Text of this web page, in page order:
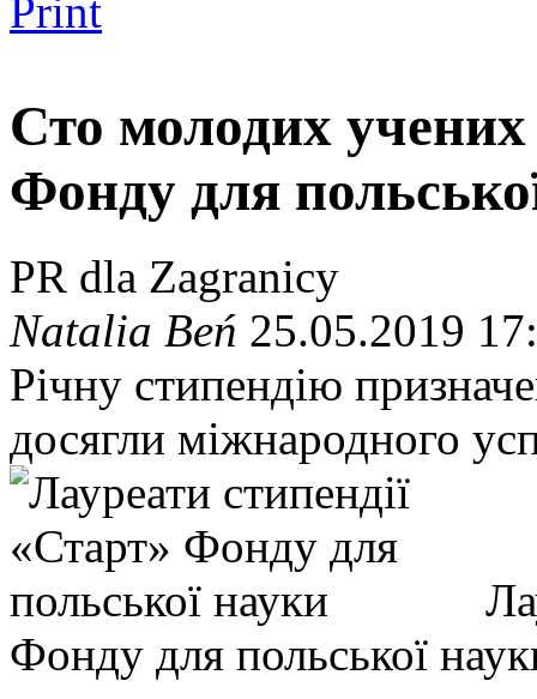
Print
Сто молодих учених
Фонду для
PR dla Zagranicy
Natalia Beń 25.05.2019
Річну стипендію
досягли міжнародного
Фонду для польської